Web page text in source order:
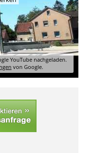
YouTube nachgeladen.
von Google.